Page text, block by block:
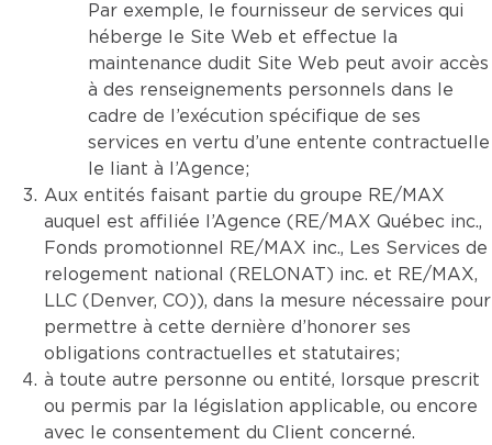
Par exemple, le fournisseur de services qui
héberge le Site Web et effectue la
maintenance dudit Site Web peut avoir accès
à des renseignements personnels dans le
cadre de l’exécution spécifique de ses
services en vertu d’une entente contractuelle
le liant à l’Agence;
Aux entités faisant partie du groupe RE/MAX
auquel est affiliée l’Agence (RE/MAX Québec inc.,
Fonds promotionnel RE/MAX inc., Les Services de
relogement national (RELONAT) inc. et RE/MAX,
LLC (Denver, CO)), dans la mesure nécessaire pour
permettre à cette dernière d’honorer ses
obligations contractuelles et statutaires;
à toute autre personne ou entité, lorsque prescrit
ou permis par la législation applicable, ou encore
avec le consentement du Client concerné.